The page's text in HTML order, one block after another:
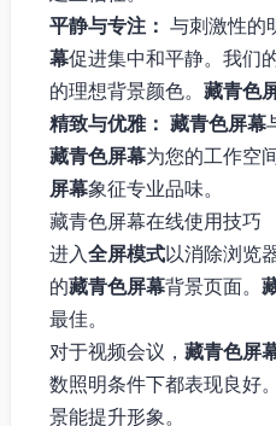
平静与专注： 与刺激性的
幕促进集中和平静。我们
的理想背景颜色。 藏青色
精致与优雅： 藏青色屏幕
藏青色屏幕为您的工作空
屏幕象征专业品味。
藏青色屏幕在线使用技巧
进入全屏模式以消除浏览
的藏青色屏幕背景页面。
最佳。
对于视频会议， 藏青色屏
数照明条件下都表现良好
景能提升形象。